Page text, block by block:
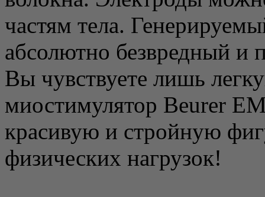
частям тела.
абсолютно безвредный
Вы чувствуете лишь
миостимулятор Beurer
красивую и стройную
физических нагрузок!